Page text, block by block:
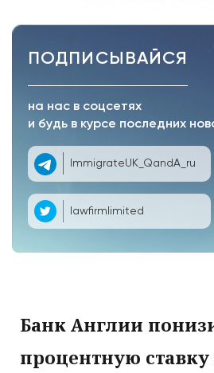
ПОДПИСЫВАЙСЯ
на нас в соцсетях
и будь в курсе последних
ImmigrateUK_QandA_ru
lawfirmlimited
Банк Англии
процентную ставку